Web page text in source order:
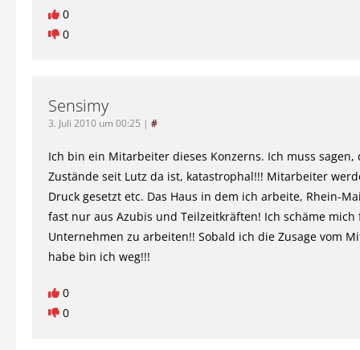
0
0
Sensimy
3. Juli 2010 um 00:25 | #
Ich bin ein Mitarbeiter dieses Konzerns. Ich muss sagen,
Zustände seit Lutz da ist, katastrophal!!! Mitarbeiter
Druck gesetzt etc. Das Haus in dem ich arbeite, Rhein-
fast nur aus Azubis und Teilzeitkräften! Ich schäme mich
Unternehmen zu arbeiten!! Sobald ich die Zusage vom
habe bin ich weg!!!
0
0